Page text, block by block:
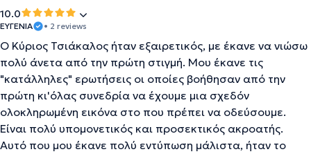
10.0
ΕΥΓΕΝΙΑ • 2 reviews
Ο Κύριος Τσιάκαλος ήταν εξαιρετικός, με έκανε να νιώσω
πολύ άνετα από την πρώτη στιγμή. Μου έκανε τις
"κατάλληλες" ερωτήσεις οι οποίες βοήθησαν από την
πρώτη κι'όλας συνεδρία να έχουμε μια σχεδόν
ολοκληρωμένη εικόνα στο που πρέπει να οδεύσουμε.
Είναι πολύ υπομονετικός και προσεκτικός ακροατής.
Αυτό που μου έκανε πολύ εντύπωση μάλιστα, ήταν το